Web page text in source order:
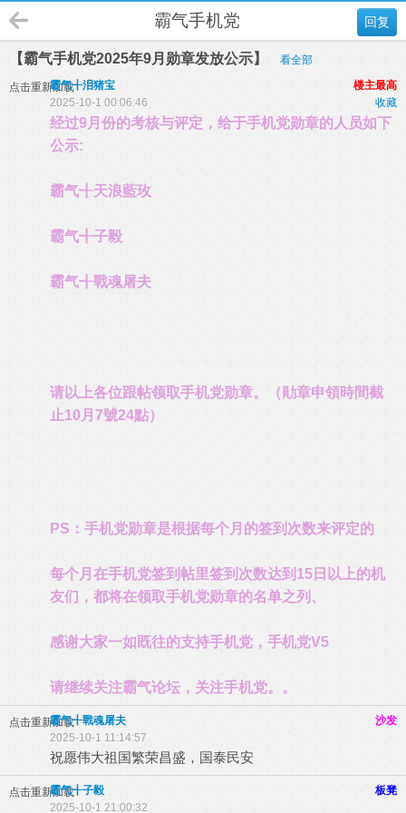
回复
霸气手机党
【霸气手机党2025年9月勋章发放公示】 看全部
点击重新加载 楼主最高
霸气╉泪猪宝
收藏
2025-10-1 00:06:46
经过9月份的考核与评定，给于手机党勋章的人员如下
公示:
霸气╉天浪藍玫
霸气╉子毅
霸气╉戰魂屠夫
请以上各位跟帖领取手机党勋章。（勛章申領時間截
止10月7號24點）
PS：手机党勋章是根据每个月的签到次数来评定的
每个月在手机党签到帖里签到次数达到15日以上的机
友们，都将在领取手机党勋章的名单之列、
感谢大家一如既往的支持手机党，手机党V5
请继续关注霸气论坛，关注手机党。。
点击重新加载 沙发
霸气╉戰魂屠夫
2025-10-1 11:14:57
祝愿伟大祖国繁荣昌盛，国泰民安
点击重新加载 板凳
霸气╉子毅
2025-10-1 21:00:32